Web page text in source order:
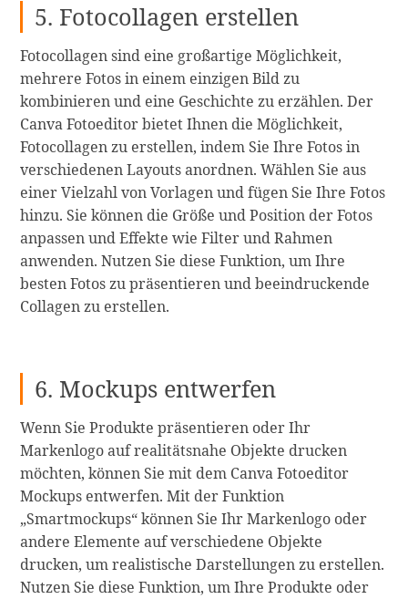
5. Fotocollagen erstellen
Fotocollagen sind eine großartige Möglichkeit,
mehrere Fotos in einem einzigen Bild zu
kombinieren und eine Geschichte zu erzählen. Der
Canva Fotoeditor bietet Ihnen die Möglichkeit,
Fotocollagen zu erstellen, indem Sie Ihre Fotos in
verschiedenen Layouts anordnen. Wählen Sie aus
einer Vielzahl von Vorlagen und fügen Sie Ihre Fotos
hinzu. Sie können die Größe und Position der Fotos
anpassen und Effekte wie Filter und Rahmen
anwenden. Nutzen Sie diese Funktion, um Ihre
besten Fotos zu präsentieren und beeindruckende
Collagen zu erstellen.
6. Mockups entwerfen
Wenn Sie Produkte präsentieren oder Ihr
Markenlogo auf realitätsnahe Objekte drucken
möchten, können Sie mit dem Canva Fotoeditor
Mockups entwerfen. Mit der Funktion
„Smartmockups“ können Sie Ihr Markenlogo oder
andere Elemente auf verschiedene Objekte
drucken, um realistische Darstellungen zu erstellen.
Nutzen Sie diese Funktion, um Ihre Produkte oder